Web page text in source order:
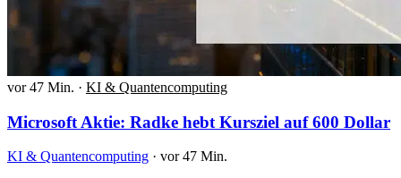
vor 47 Min. · KI & Quantencomputing
Microsoft Aktie: Radke hebt Kursziel auf 600 Dollar
KI & Quantencomputing · vor 47 Min.